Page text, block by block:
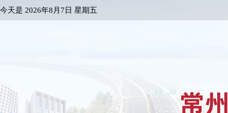
今天是 2026年8月7日 星期五